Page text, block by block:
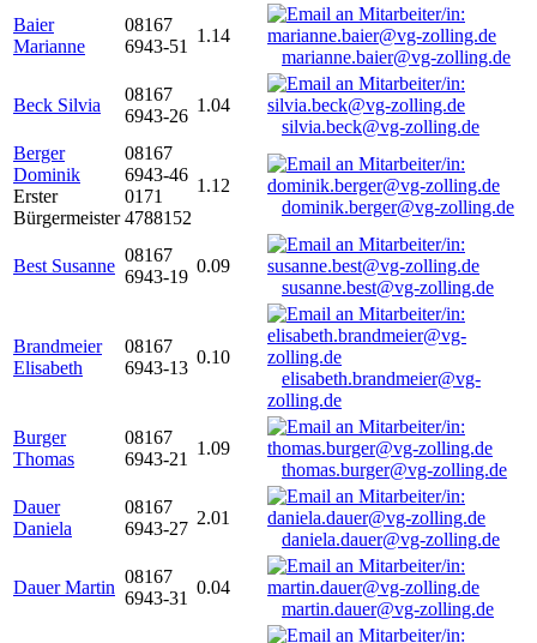
Baier
Marianne
08167
6943-51
1.14
marianne.baier@vg-zolling.de
Beck Silvia
08167
6943-26
1.04
silvia.beck@vg-zolling.de
Berger
Dominik
Erster
Bürgermeister
08167
6943-46
0171
4788152
1.12
dominik.berger@vg-zolling.de
Best Susanne
08167
6943-19
0.09
susanne.best@vg-zolling.de
Brandmeier
Elisabeth
08167
6943-13
0.10
elisabeth.brandmeier@vg-
zolling.de
Burger
Thomas
08167
6943-21
1.09
thomas.burger@vg-zolling.de
Dauer
Daniela
08167
6943-27
2.01
daniela.dauer@vg-zolling.de
Dauer Martin
08167
6943-31
0.04
martin.dauer@vg-zolling.de